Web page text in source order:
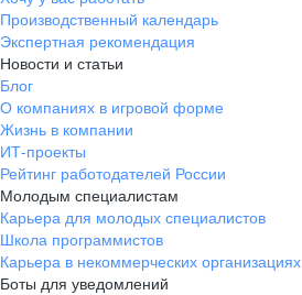
Производственный календарь
Экспертная рекомендация
Новости и статьи
Блог
О компаниях в игровой форме
Жизнь в компании
ИТ-проекты
Рейтинг работодателей России
Молодым специалистам
Карьера для молодых специалистов
Школа программистов
Карьера в некоммерческих организациях
Боты для уведомлений